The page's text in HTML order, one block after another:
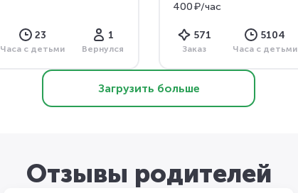
23
Часа с детьми
1
Вернулся
400 ₽/час
571
Заказ
5104
Часа с детьми
Загрузить больше
Отзывы родителей